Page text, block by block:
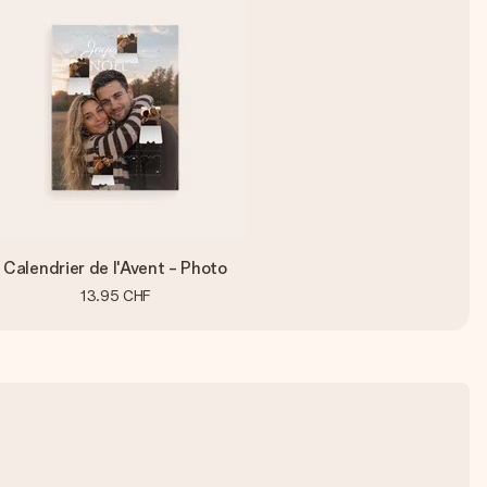
Calendrier de l'Avent - Photo
13.95 CHF